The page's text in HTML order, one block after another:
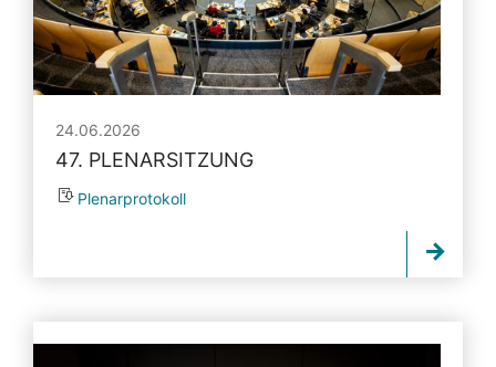
24.06.2026
47. PLENARSITZUNG
Plenarprotokoll